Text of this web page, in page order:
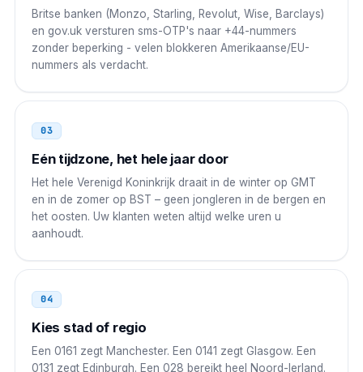
Pakistan
00 44 AAA NNNNNNN
Bangladesh 00
Filippijnen
00 44 AAA NNNNNNN
China
Japan
010 44 AAA NNNNNNN
Zuid-Korea 001
Britse banken (Monzo, Starling, Revolut, Wise, Barclays)
en gov.uk versturen sms-OTP's naar +44-nummers
zonder beperking - velen blokkeren Amerikaanse/EU-
nummers als verdacht.
03
Eén tijdzone, het hele jaar door
Het hele Verenigd Koninkrijk draait in de winter op GMT
en in de zomer op BST – geen jongleren in de bergen en
het oosten. Uw klanten weten altijd welke uren u
aanhoudt.
04
Kies stad of regio
Een 0161 zegt Manchester. Een 0141 zegt Glasgow. Een
0131 zegt Edinburgh. Een 028 bereikt heel Noord-Ierland.